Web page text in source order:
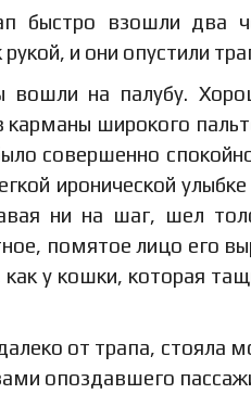
быстро взошли два
и они опустили
вошли на палубу.
карманы широкого
совершенно
иронической
ни на шаг, шел
помятое лицо его
у кошки, которая
от трапа, стояла
опоздавшего